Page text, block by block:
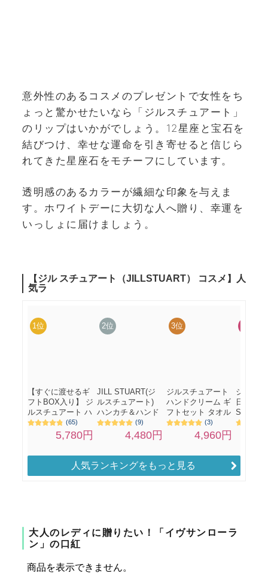
意外性のあるコスメのプレゼントで女性をち
ょっと驚かせたいなら「ジルスチュアート」
のリップはいかがでしょう。12星座と宝石を
結びつけ、幸せな運命を引き寄せると信じら
れてきた星座石をモチーフにしています。
透明感のあるカラーが繊細な印象を与えま
す。ホワイトデーに大切な人へ贈り、幸運を
いっしょに届けましょう。
人気ランキングをもっと見る
大人のレディに贈りたい！「イヴサンローラ
ン」の口紅